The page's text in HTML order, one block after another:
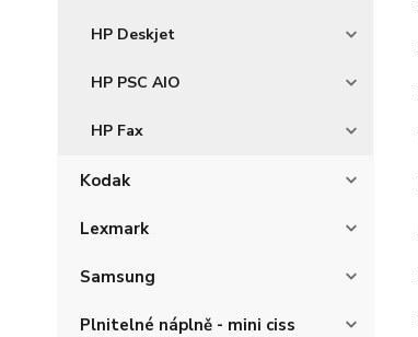
HP Deskjet
HP PSC AIO
HP Fax
Kodak
Lexmark
Samsung
Plnitelné náplně - mini ciss